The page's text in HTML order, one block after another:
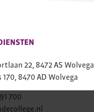
22, 8472 AS Wolvega
8470 AD Wolvega
700